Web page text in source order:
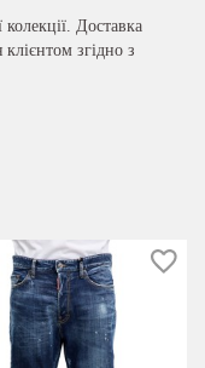
Доставка
згідно з